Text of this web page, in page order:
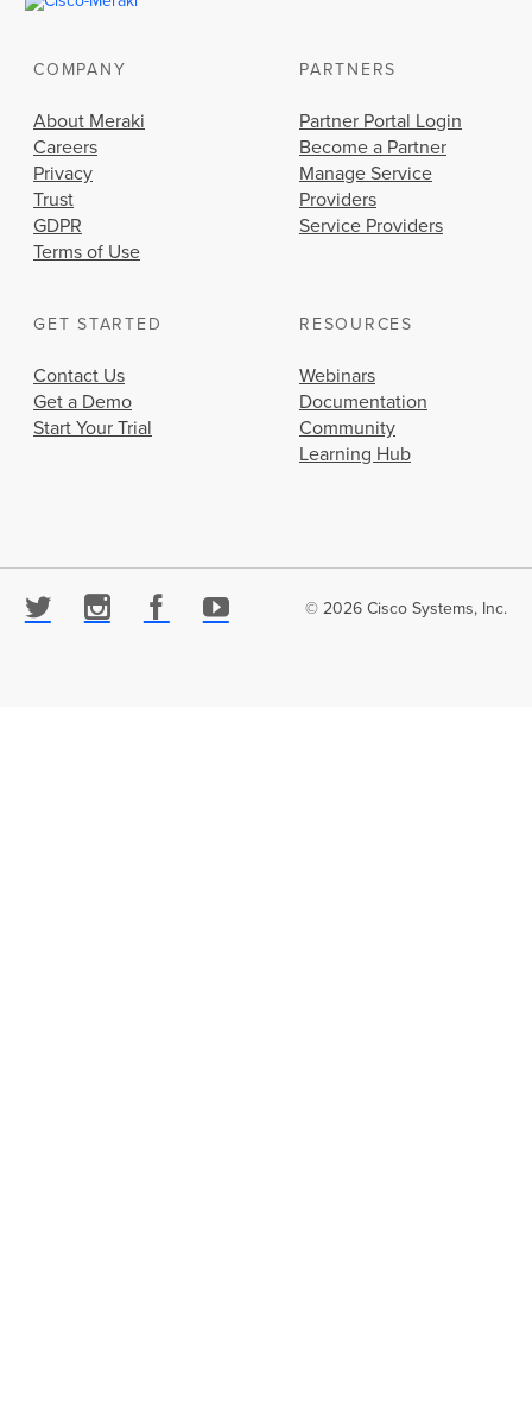
COMPANY
About Meraki
Careers
Privacy
Trust
GDPR
Terms of Use
PARTNERS
Partner Portal Login
Become a Partner
Manage Service
Providers
Service Providers
GET STARTED
Contact Us
Get a Demo
Start Your Trial
RESOURCES
Webinars
Documentation
Community
Learning Hub
© 2026 Cisco Systems, Inc.